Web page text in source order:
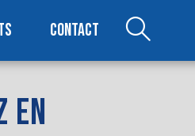
CONTACT
EN